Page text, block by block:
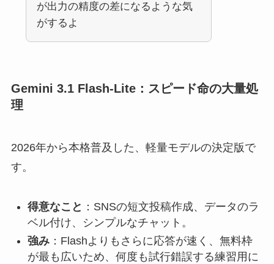
が出力の精度の差になるような気
がするよ
Gemini 3.1 Flash-Lite：スピード命の大量処
理
2026年から本格普及した、軽量モデルの決定版で
す。
得意なこと ：SNSの短文投稿作成、データのラ
ベル付け、シンプルなチャット。
強み：Flashよりもさらに応答が速く、無料枠
が最も広いため、何度も試行錯誤する練習用に